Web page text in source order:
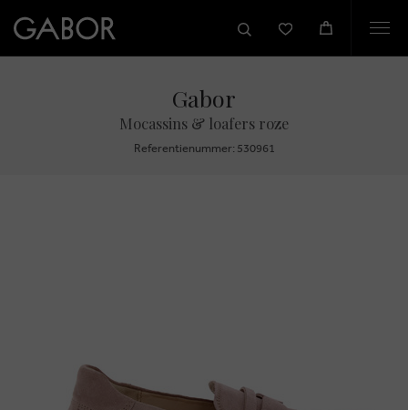
Gabor
Mocassins & loafers roze
Referentienummer: 530961